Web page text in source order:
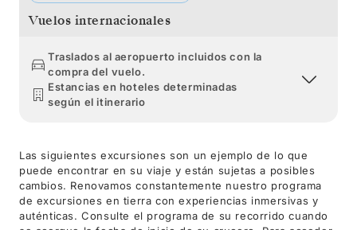
Vuelos internacionales
Traslados al aeropuerto incluidos con la
compra del vuelo.
Estancias en hoteles determinadas
según el itinerario
Las siguientes excursiones son un ejemplo de lo que
puede encontrar en su viaje y están sujetas a posibles
cambios. Renovamos constantemente nuestro programa
de excursiones en tierra con experiencias inmersivas y
auténticas. Consulte el programa de su recorrido cuando